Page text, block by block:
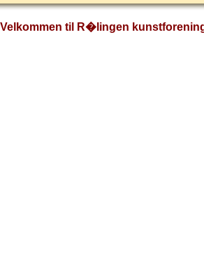
Velkommen til R�lingen